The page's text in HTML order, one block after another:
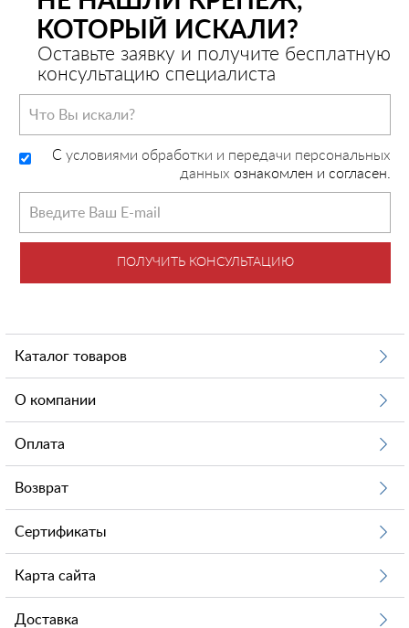
КОТОРЫЙ ИСКАЛИ?
Оставьте заявку и получите бесплатную
консультацию специалиста
C условиями обработки и передачи персональных
данных ознакомлен и согласен.
ПОЛУЧИТЬ КОНСУЛЬТАЦИЮ
Каталог товаров
О компании
Оплата
Возврат
Сертификаты
Карта сайта
Доставка